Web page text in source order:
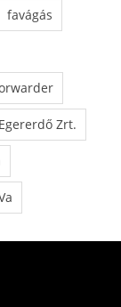
favágás
Egererdő Zrt.